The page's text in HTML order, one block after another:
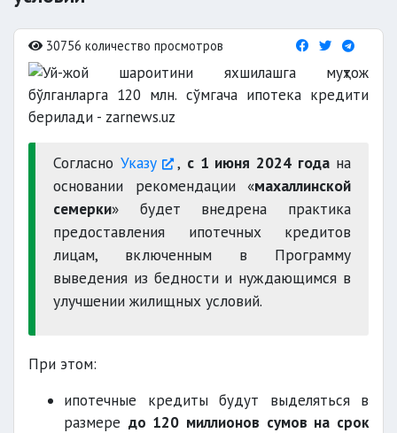
30756 количество просмотров
Согласно Указу , с 1 июня 2024 года на
основании рекомендации «махаллинской
семерки» будет внедрена практика
предоставления ипотечных кредитов
лицам, включенным в Программу
выведения из бедности и нуждающимся в
улучшении жилищных условий.
При этом:
ипотечные кредиты будут выделяться в
размере до 120 миллионов сумов на срок